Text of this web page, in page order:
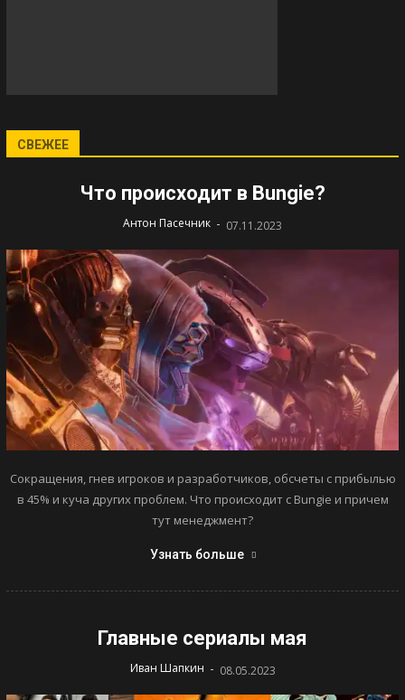
СВЕЖЕЕ
Что происходит в Bungie?
Антон Пасечник - 07.11.2023
Сокращения, гнев игроков и разработчиков, обсчеты с прибылью
в 45% и куча других проблем. Что происходит с Bungie и причем
тут менеджмент?
Узнать больше
Главные сериалы мая
Иван Шапкин - 08.05.2023